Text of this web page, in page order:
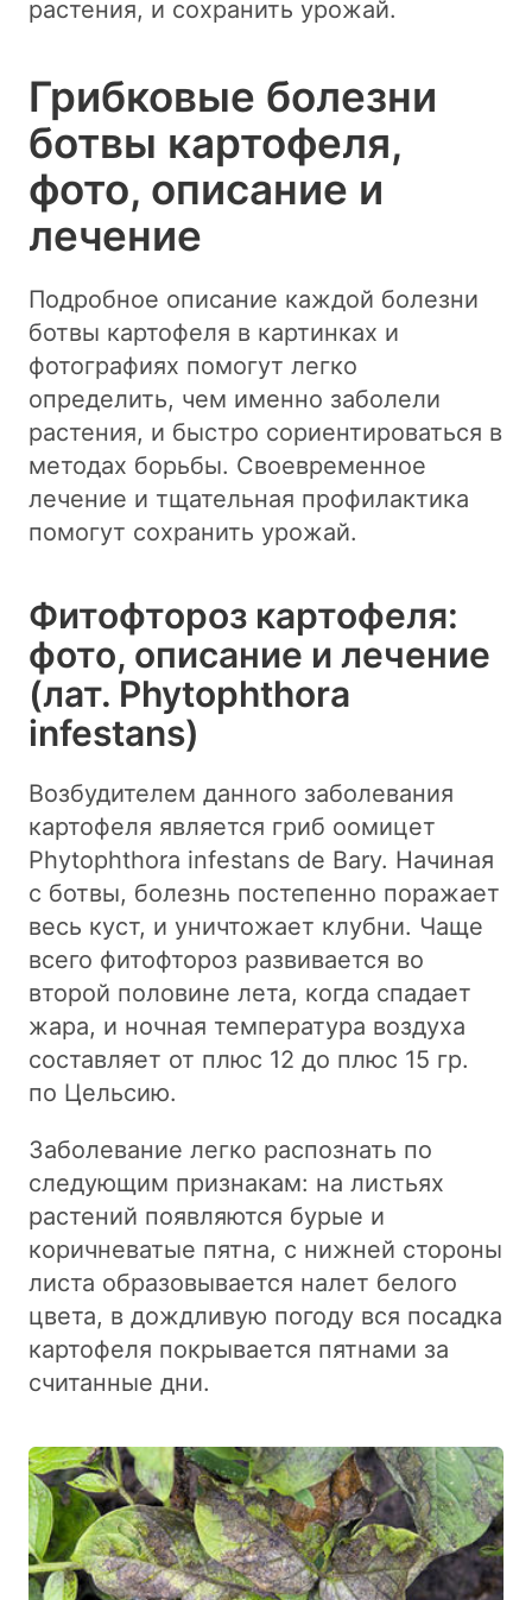
растения, и сохранить урожай.
Грибковые болезни
ботвы картофеля,
фото, описание и
лечение
Подробное описание каждой болезни
ботвы картофеля в картинках и
фотографиях помогут легко
определить, чем именно заболели
растения, и быстро сориентироваться в
методах борьбы. Своевременное
лечение и тщательная профилактика
помогут сохранить урожай.
Фитофтороз картофеля:
фото, описание и лечение
(лат. Phytophthora
infestans)
Возбудителем данного заболевания
картофеля является гриб оомицет
Phytophthora infestans de Bary. Начиная
с ботвы, болезнь постепенно поражает
весь куст, и уничтожает клубни. Чаще
всего фитофтороз развивается во
второй половине лета, когда спадает
жара, и ночная температура воздуха
составляет от плюс 12 до плюс 15 гр.
по Цельсию.
Заболевание легко распознать по
следующим признакам: на листьях
растений появляются бурые и
коричневатые пятна, с нижней стороны
листа образовывается налет белого
цвета, в дождливую погоду вся посадка
картофеля покрывается пятнами за
считанные дни.